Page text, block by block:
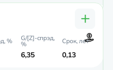
+
6,35 0,13